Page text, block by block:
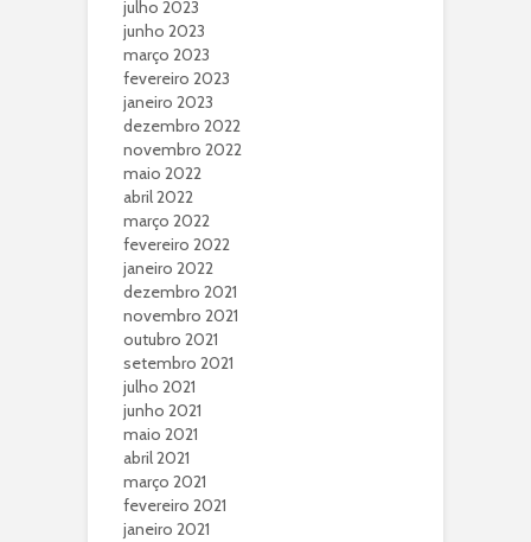
julho 2023
junho 2023
março 2023
fevereiro 2023
janeiro 2023
dezembro 2022
novembro 2022
maio 2022
abril 2022
março 2022
fevereiro 2022
janeiro 2022
dezembro 2021
novembro 2021
outubro 2021
setembro 2021
julho 2021
junho 2021
maio 2021
abril 2021
março 2021
fevereiro 2021
janeiro 2021